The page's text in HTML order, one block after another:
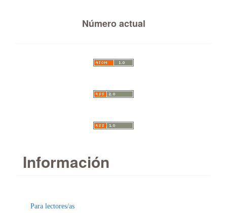
Número actual
Información
Para lectores/as